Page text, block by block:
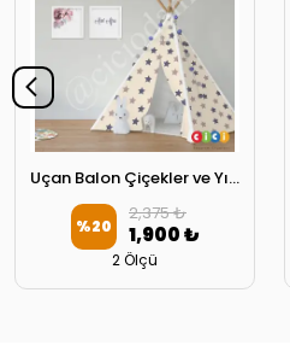
Uçan Balon Çiçekler ve Yıldızlar Oyun Çadırı
%20
2,375 ₺
1,900 ₺
2 Ölçü